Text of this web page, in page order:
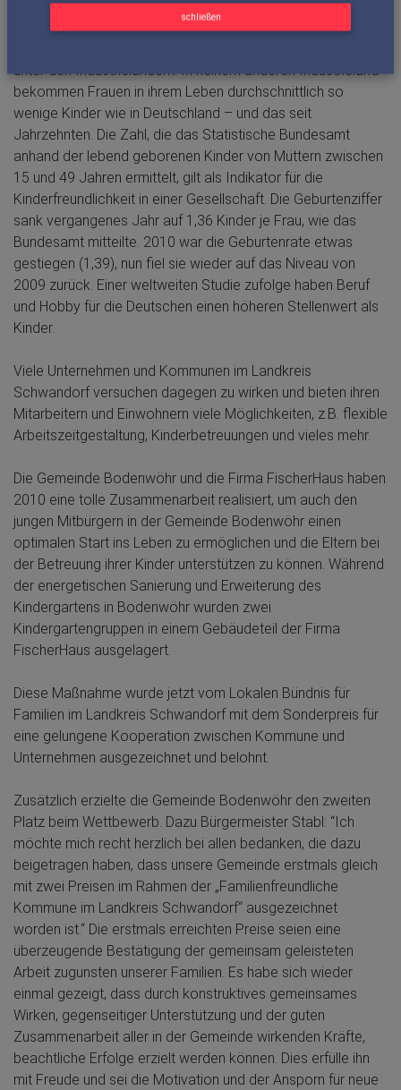
schließen
unter den Industrieländern. In keinem anderen Industrieland
bekommen Frauen in ihrem Leben durchschnittlich so
wenige Kinder wie in Deutschland – und das seit
Jahrzehnten. Die Zahl, die das Statistische Bundesamt
anhand der lebend geborenen Kinder von Müttern zwischen
15 und 49 Jahren ermittelt, gilt als Indikator für die
Kinderfreundlichkeit in einer Gesellschaft. Die Geburtenziffer
sank vergangenes Jahr auf 1,36 Kinder je Frau, wie das
Bundesamt mitteilte. 2010 war die Geburtenrate etwas
gestiegen (1,39), nun fiel sie wieder auf das Niveau von
2009 zurück. Einer weltweiten Studie zufolge haben Beruf
und Hobby für die Deutschen einen höheren Stellenwert als
Kinder.
Viele Unternehmen und Kommunen im Landkreis
Schwandorf versuchen dagegen zu wirken und bieten ihren
Mitarbeitern und Einwohnern viele Möglichkeiten, z.B. flexible
Arbeitszeitgestaltung, Kinderbetreuungen und vieles mehr.
Die Gemeinde Bodenwöhr und die Firma FischerHaus haben
2010 eine tolle Zusammenarbeit realisiert, um auch den
jungen Mitbürgern in der Gemeinde Bodenwöhr einen
optimalen Start ins Leben zu ermöglichen und die Eltern bei
der Betreuung ihrer Kinder unterstützen zu können. Während
der energetischen Sanierung und Erweiterung des
Kindergartens in Bodenwöhr wurden zwei
Kindergartengruppen in einem Gebäudeteil der Firma
FischerHaus ausgelagert.
Diese Maßnahme wurde jetzt vom Lokalen Bündnis für
Familien im Landkreis Schwandorf mit dem Sonderpreis für
eine gelungene Kooperation zwischen Kommune und
Unternehmen ausgezeichnet und belohnt.
Zusätzlich erzielte die Gemeinde Bodenwöhr den zweiten
Platz beim Wettbewerb. Dazu Bürgermeister Stabl: “Ich
möchte mich recht herzlich bei allen bedanken, die dazu
beigetragen haben, dass unsere Gemeinde erstmals gleich
mit zwei Preisen im Rahmen der „Familienfreundliche
Kommune im Landkreis Schwandorf“ ausgezeichnet
worden ist.“ Die erstmals erreichten Preise seien eine
überzeugende Bestätigung der gemeinsam geleisteten
Arbeit zugunsten unserer Familien. Es habe sich wieder
einmal gezeigt, dass durch konstruktives gemeinsames
Wirken, gegenseitiger Unterstützung und der guten
Zusammenarbeit aller in der Gemeinde wirkenden Kräfte,
beachtliche Erfolge erzielt werden können. Dies erfülle ihn
mit Freude und sei die Motivation und der Ansporn für neue